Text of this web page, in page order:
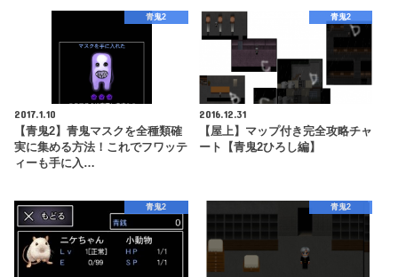
青鬼2
2017.1.10
【青鬼2】青鬼マスクを全種類確
実に集める方法！これでフワッテ
ィーも手に入…
青鬼2
2016.12.31
【屋上】マップ付き完全攻略チャ
ート【青鬼2ひろし編】
青鬼2 青鬼2